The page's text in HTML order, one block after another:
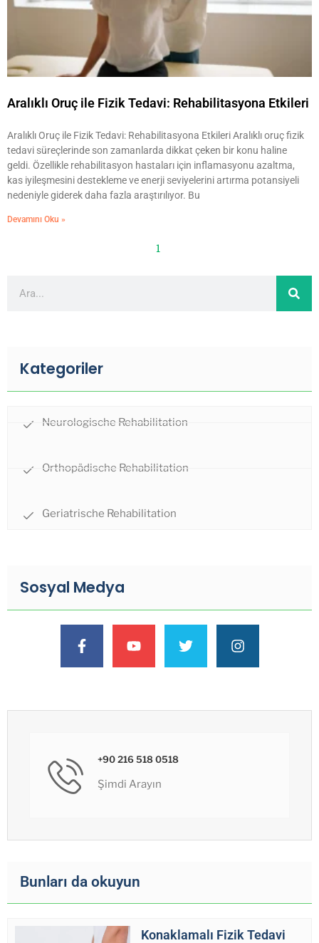
Aralıklı Oruç ile Fizik Tedavi: Rehabilitasyona Etkileri
Aralıklı Oruç ile Fizik Tedavi: Rehabilitasyona Etkileri Aralıklı oruç fizik
tedavi süreçlerinde son zamanlarda dikkat çeken bir konu haline
geldi. Özellikle rehabilitasyon hastaları için inflamasyonu azaltma,
kas iyileşmesini destekleme ve enerji seviyelerini artırma potansiyeli
nedeniyle giderek daha fazla araştırılıyor. Bu
Devamını Oku »
1
Kategoriler
Neurologische Rehabilitation
Orthopädische Rehabilitation
Geriatrische Rehabilitation
Sosyal Medya
+90 216 518 0518
Şimdi Arayın
Bunları da okuyun
Konaklamalı Fizik Tedavi